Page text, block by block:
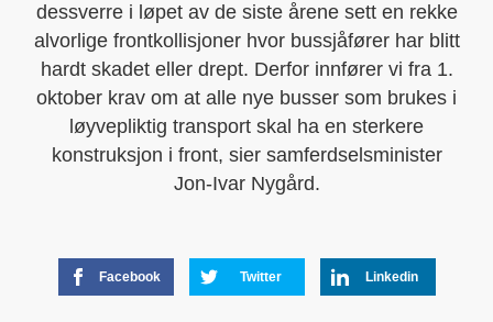
dessverre i løpet av de siste årene sett en rekke
alvorlige frontkollisjoner hvor bussjåfører har blitt
hardt skadet eller drept. Derfor innfører vi fra 1.
oktober krav om at alle nye busser som brukes i
løyvepliktig transport skal ha en sterkere
konstruksjon i front, sier samferdselsminister
Jon-Ivar Nygård.
Facebook Twitter Linkedin